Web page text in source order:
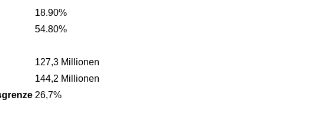
18.90%
54.80%
127,3 Millionen
144,2 Millionen
26,7%